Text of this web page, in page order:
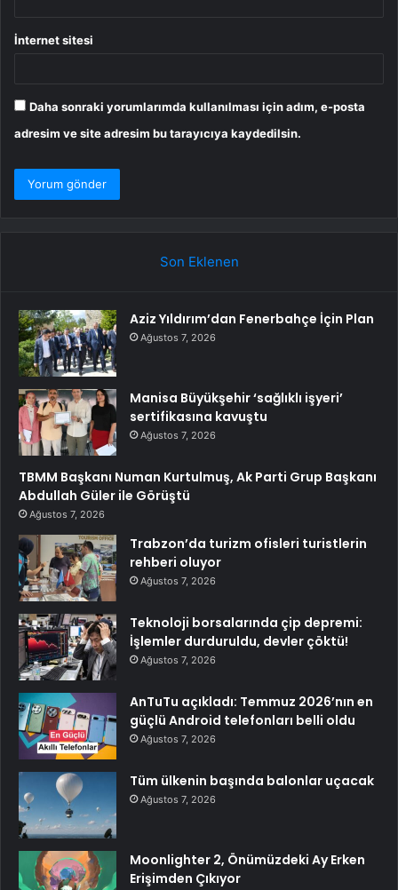
İnternet sitesi
Daha sonraki yorumlarımda kullanılması için adım, e-posta
adresim ve site adresim bu tarayıcıya kaydedilsin.
Son Eklenen
Aziz Yıldırım’dan Fenerbahçe İçin Plan
Ağustos 7, 2026
Manisa Büyükşehir ‘sağlıklı işyeri’
sertifikasına kavuştu
Ağustos 7, 2026
TBMM Başkanı Numan Kurtulmuş, Ak Parti Grup Başkanı
Abdullah Güler ile Görüştü
Ağustos 7, 2026
Trabzon’da turizm ofisleri turistlerin
rehberi oluyor
Ağustos 7, 2026
Teknoloji borsalarında çip depremi:
İşlemler durduruldu, devler çöktü!
Ağustos 7, 2026
AnTuTu açıkladı: Temmuz 2026’nın en
güçlü Android telefonları belli oldu
Ağustos 7, 2026
Tüm ülkenin başında balonlar uçacak
Ağustos 7, 2026
Moonlighter 2, Önümüzdeki Ay Erken
Erişimden Çıkıyor